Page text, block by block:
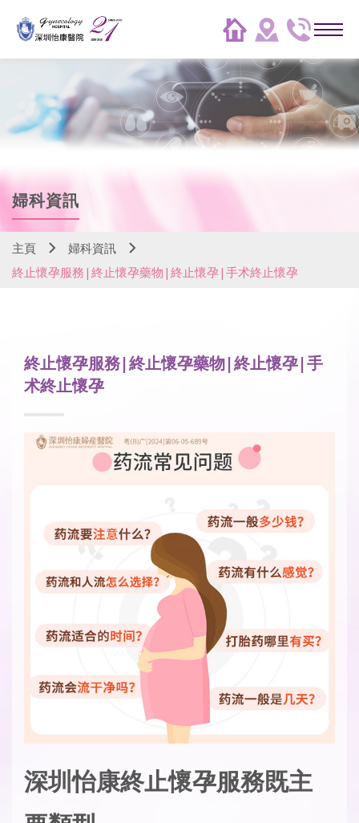
婦科資訊
主頁
婦科資訊
終止懷孕服務|終止懷孕藥物|終止懷孕|手术終止懷孕
終止懷孕服務|終止懷孕藥物|終止懷孕|手
术終止懷孕
深圳怡康終止懷孕服務既主